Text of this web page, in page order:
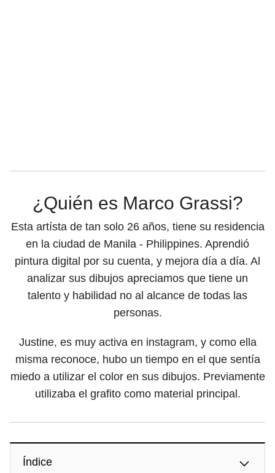
¿Quién es Marco Grassi?
Esta artísta de tan solo 26 años, tiene su residencia
en la ciudad de Manila - Philippines. Aprendió
pintura digital por su cuenta, y mejora día a día. Al
analizar sus dibujos apreciamos que tiene un
talento y habilidad no al alcance de todas las
personas.
Justine, es muy activa en instagram, y como ella
misma reconoce, hubo un tiempo en el que sentía
miedo a utilizar el color en sus dibujos. Previamente
utilizaba el grafito como material principal.
Índice